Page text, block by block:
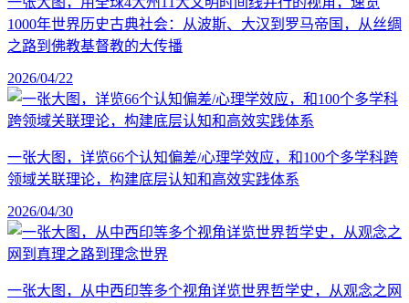
1000年世界历史古典社会：从波斯、大汉到罗马帝国，从丝绸
之路到佛教基督教的大传播
2026/04/22
一张大图，详览66个认知偏差/心理学效应，和100个多学科跨
领域关联理论，构建底层认知和高效实践体系
2026/04/30
一张大图，从中西印等多个视角详览世界哲学史，从观念之网